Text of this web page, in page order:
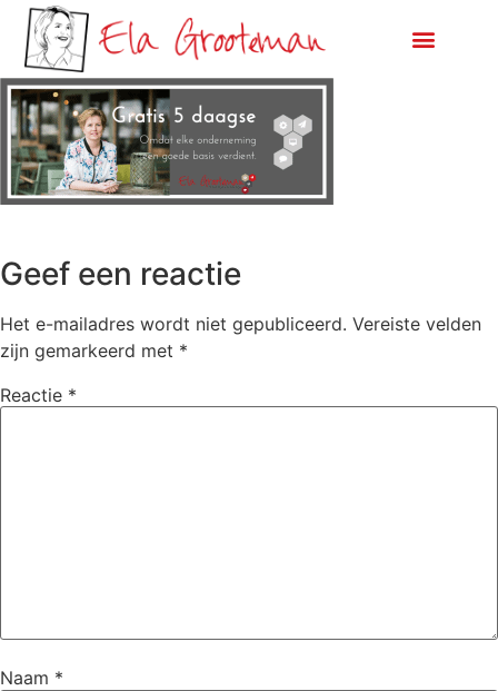
Geef een reactie
Het e-mailadres wordt niet gepubliceerd. Vereiste velden
zijn gemarkeerd met *
Reactie *
Naam *